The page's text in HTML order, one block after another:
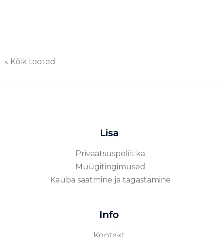
« Kõik tooted
Info
Kontakt
Lisa
Privaatsuspoliitika
Müügitingimused
Kauba saatmine ja tagastamine